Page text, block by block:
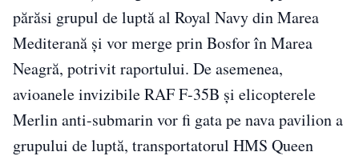
părăsi grupul de luptă al Royal Navy din Marea
Mediterană și vor merge prin Bosfor în Marea
Neagră, potrivit raportului. De asemenea,
avioanele invizibile RAF F-35B și elicopterele
Merlin anti-submarin vor fi gata pe nava pavilion a
grupului de luptă, transportatorul HMS Queen